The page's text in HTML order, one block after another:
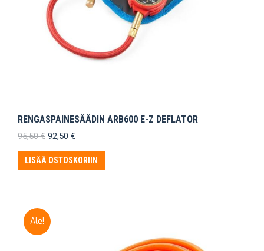
RENGASPAINESÄÄDIN ARB600 E-Z DEFLATOR
95,50€ Alkuperäinen
oli:
95,50 €.
92,50 €Nykyinen
on:
92,50 €.
LISÄÄ OSTOSKORIIN
Ale!